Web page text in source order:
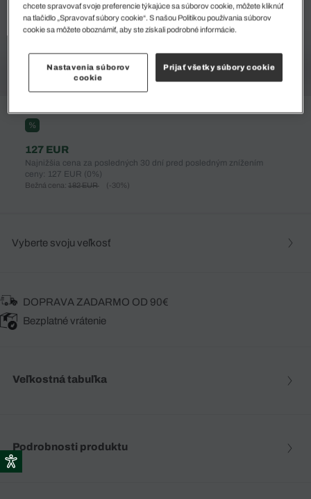
%
127 EUR
Najnižšia cena za posledných 30 dní pred posledným znížením
ceny: 127 EUR (0%)
Bežná cena: 182 EUR (-30%)
Vyberte svoju veľkosť
DOPRAVA ZADARMO OD 90€
Bezplatné vrátenie
Veľkostná tabuľka
Podrobnosti produktu
chcete spravovať svoje preferencie týkajúce sa súborov cookie, môžete kliknúť
na tlačidlo „Spravovať súbory cookie“. S našou Politikou používania súborov
cookie sa môžete oboznámiť, aby ste získali podrobné informácie.
Nastavenia súborov
cookie
Prijať všetky súbory cookie